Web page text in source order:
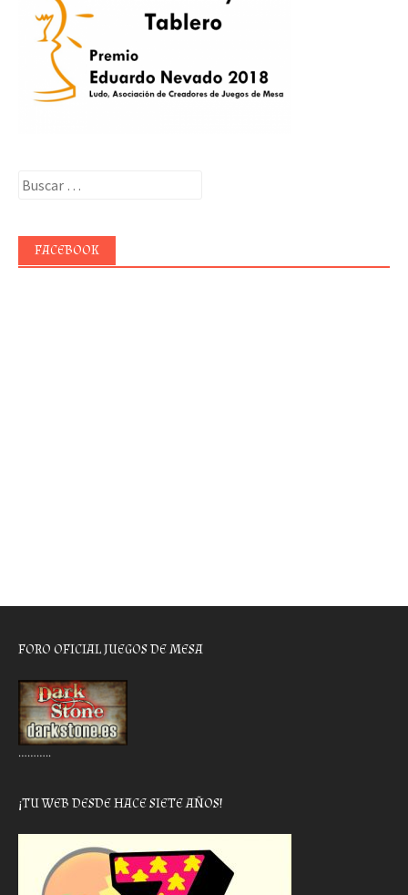
Buscar:
FACEBOOK
FORO OFICIAL JUEGOS DE MESA
………..
¡TU WEB DESDE HACE SIETE AÑOS!